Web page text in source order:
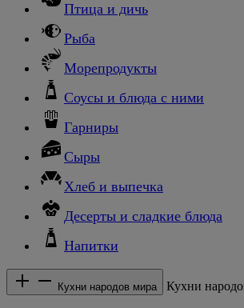
Птица и дичь
Рыба
Морепродукты
Соусы и блюда с ними
Гарниры
Сыры
Хлеб и выпечка
Десерты и сладкие блюда
Напитки
Кухни народов мира Кухни